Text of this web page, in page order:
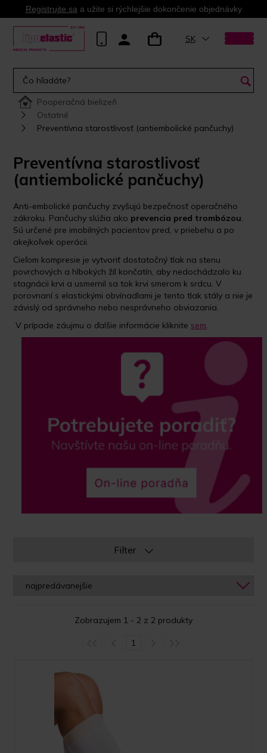
Registrujte sa a užite si rýchlejšie dokončenie objednávky
SK
Pooperačná bielizeň
Ostatné
Preventívna starostlivosť (antiembolické pančuchy)
Preventívna starostlivosť
(antiembolické pančuchy)
Anti-embolické pančuchy zvyšujú bezpečnosť operačného
zákroku. Pančuchy slúžia ako prevencia pred trombózou.
Sú určené pre imobilných pacientov pred, v priebehu a po
akejkoľvek operácii.
Cieľom kompresie je vytvoriť dostatočný tlak na stenu
povrchových a hlbokých žíl končatín, aby nedochádzalo ku
stagnácii krvi a usmernil sa tok krvi smerom k srdcu. V
porovnaní s elastickými obvínadlami je tento tlak stály a nie je
závislý od správneho nebo nesprávneho obviazania.
V prípade záujmu o ďalšie informácie kliknite sem.
Filter
Zobrazujem 1 - 2 z 2 produkty
1